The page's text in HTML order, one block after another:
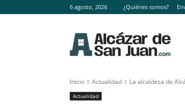
6 agosto, 2026 ¿Quiénes somos?
Inicio Actualidad La alcaldesa de
Actualidad